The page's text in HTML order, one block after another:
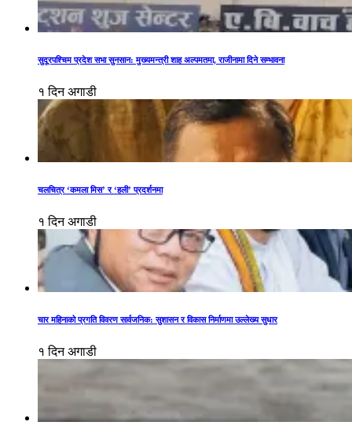
सुदूरपश्चिम प्रदेश सभा सुनसान: मुख्यमन्त्री शाह अल्पमतमा, राजीनामा दिने सम्भावना
१ दिन अगाडी
चलचित्र ‘कमला मिस’ र ‘हली’ प्रदर्शनमा
१ दिन अगाडी
चार महिनाको प्रगति विवरण सार्वजनिक: सुशासन र विकास निर्माणमा उल्लेख्य सुधार
१ दिन अगाडी